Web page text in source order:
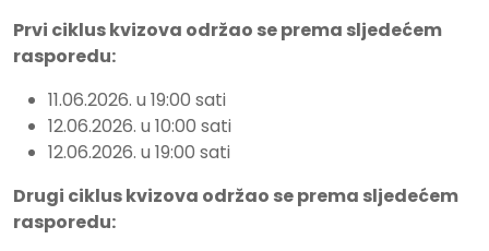
Prvi ciklus kvizova održao se prema sljedećem
rasporedu:
11.06.2026. u 19:00 sati
12.06.2026. u 10:00 sati
12.06.2026. u 19:00 sati
Drugi ciklus kvizova održao se prema sljedećem
rasporedu: